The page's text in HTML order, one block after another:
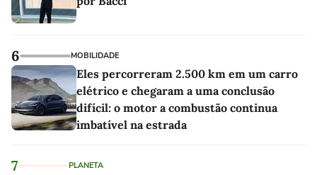
6 MOBILIDADE
Eles percorreram 2.500 km em um carro
elétrico e chegaram a uma conclusão
difícil: o motor a combustão continua
imbatível na estrada
7 PLANETA